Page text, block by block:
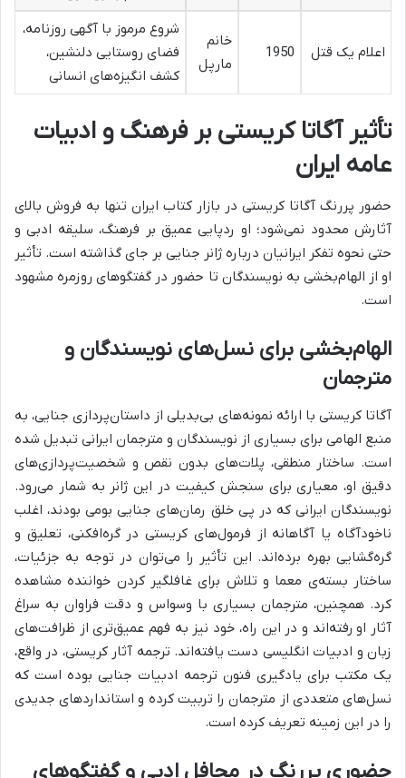
اعلام یک قتل 1950
خانم
مارپل
شروع مرموز با آگهی روزنامه،
فضای روستایی دلنشین،
کشف انگیزه‌های انسانی
تأثیر آگاتا کریستی بر فرهنگ و ادبیات
عامه ایران
حضور پررنگ آگاتا کریستی در بازار کتاب ایران تنها به فروش بالای
آثارش محدود نمی‌شود؛ او ردپایی عمیق بر فرهنگ، سلیقه ادبی و
حتی نحوه تفکر ایرانیان درباره ژانر جنایی بر جای گذاشته است. تأثیر
او از الهام‌بخشی به نویسندگان تا حضور در گفتگوهای روزمره مشهود
است.
الهام‌بخشی برای نسل‌های نویسندگان و
مترجمان
آگاتا کریستی با ارائه نمونه‌های بی‌بدیلی از داستان‌پردازی جنایی، به
منبع الهامی برای بسیاری از نویسندگان و مترجمان ایرانی تبدیل شده
است. ساختار منطقی، پلات‌های بدون نقص و شخصیت‌پردازی‌های
دقیق او، معیاری برای سنجش کیفیت در این ژانر به شمار می‌رود.
نویسندگان ایرانی که در پی خلق رمان‌های جنایی بومی بودند، اغلب
ناخودآگاه یا آگاهانه از فرمول‌های کریستی در گره‌افکنی، تعلیق و
گره‌گشایی بهره برده‌اند. این تأثیر را می‌توان در توجه به جزئیات،
ساختار بسته‌ی معما و تلاش برای غافلگیر کردن خواننده مشاهده
کرد. همچنین، مترجمان بسیاری با وسواس و دقت فراوان به سراغ
آثار او رفته‌اند و در این راه، خود نیز به فهم عمیق‌تری از ظرافت‌های
زبان و ادبیات انگلیسی دست یافته‌اند. ترجمه آثار کریستی، در واقع،
یک مکتب برای یادگیری فنون ترجمه ادبیات جنایی بوده است که
نسل‌های متعددی از مترجمان را تربیت کرده و استانداردهای جدیدی
را در این زمینه تعریف کرده است.
حضوری پررنگ در محافل ادبی و گفتگوهای